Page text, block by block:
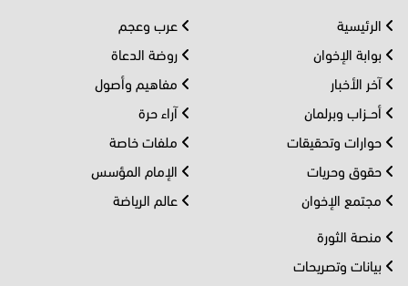
الرئيسية
بوابة الإخوان
آخر الأخبار
أحــزاب وبرلمان
حوارات وتحقيقات
حقوق وحريات
مجتمع الإخوان
عرب وعجم
روضة الدعاة
مفاهيم وأصول
آراء حرة
ملفات خاصة
الإمام المؤسس
عالم الرياضة
منصة الثورة
بيانات وتصريحات